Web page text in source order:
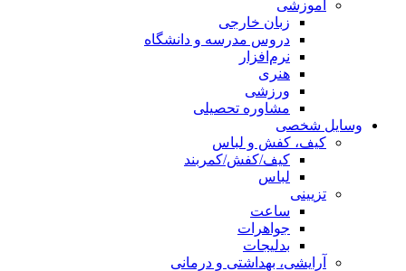
آموزشی
زبان خارجی
دروس مدرسه و دانشگاه
نرم‌افزار
هنری
ورزشی
مشاوره تحصیلی
وسایل شخصی
کیف، کفش و لباس
کیف/کفش/کمربند
لباس
تزیینی
ساعت
جواهرات
بدلیجات
آرایشی، بهداشتی و درمانی